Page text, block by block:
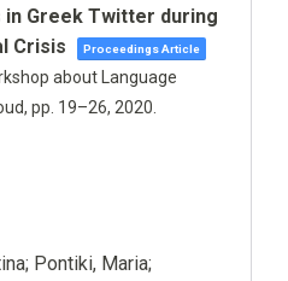
Greek Twitter during
Crisis
Proceedings Article
about Language
pp. 19–26, 2020
Pontiki, Maria;